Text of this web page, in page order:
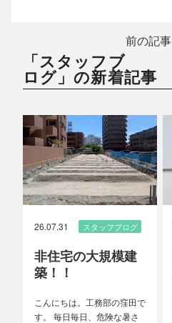
前の記事
「スタッフブ
ログ」の新着記事
26.07.31 スタッフブログ
非住宅の大規模建
築！！
こんにちは。工務部の窪田で
す。 毎日毎日、危険な暑さ